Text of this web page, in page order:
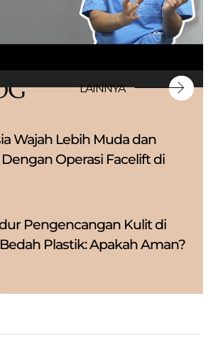
LAINNYA
Wajah Lebih Muda dan
Operasi Facelift di
Pengencangan Kulit di
Plastik: Apakah Aman?